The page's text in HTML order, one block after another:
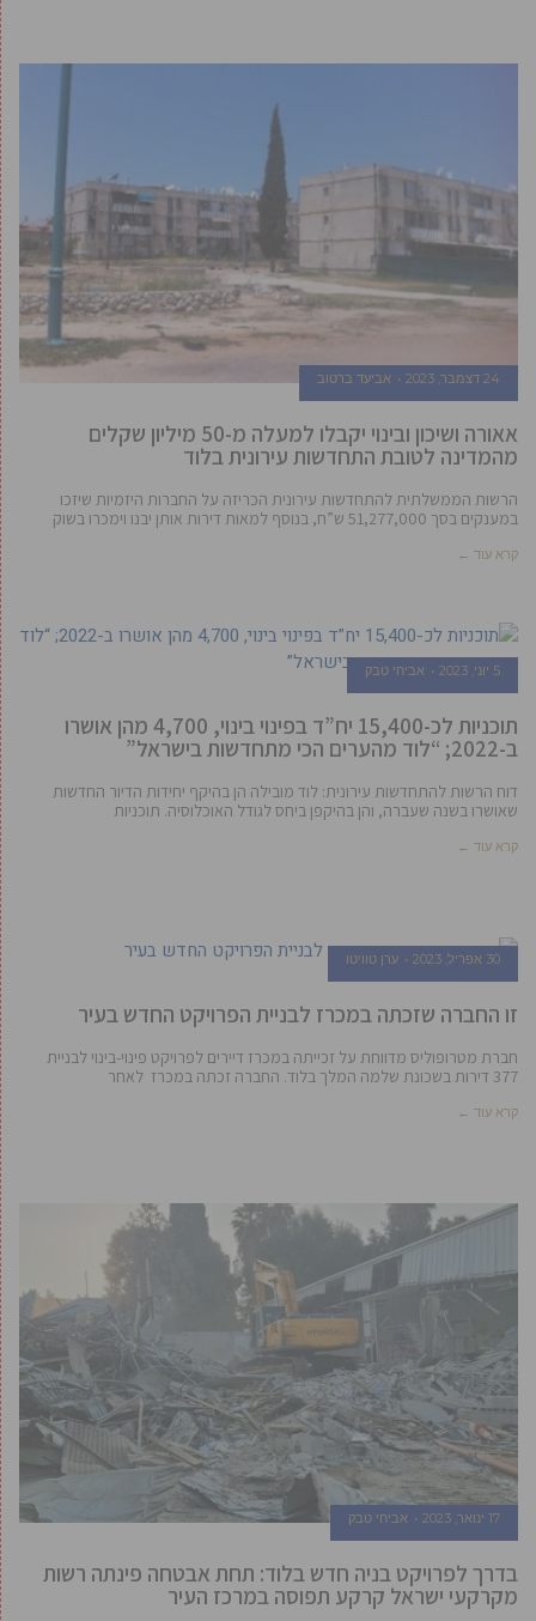
24 דצמבר, 2023 אביעד ברטוב
אאורה ושיכון ובינוי יקבלו למעלה מ-50 מיליון שקלים
מהמדינה לטובת התחדשות עירונית בלוד
הרשות הממשלתית להתחדשות עירונית הכריזה על החברות היזמיות שיזכו
במענקים בסך 51,277,000 ש”ח, בנוסף למאות דירות אותן יבנו וימכרו בשוק
קרא עוד ←
5 יוני, 2023 אביחי טבק
תוכניות לכ-15,400 יח”ד בפינוי בינוי, 4,700 מהן אושרו
ב-2022; “לוד מהערים הכי מתחדשות בישראל”
דוח הרשות להתחדשות עירונית: לוד מובילה הן בהיקף יחידות הדיור החדשות
שאושרו בשנה שעברה, והן בהיקפן ביחס לגודל האוכלוסיה. תוכניות
קרא עוד ←
30 אפריל, 2023 ערן טוויטו
זו החברה שזכתה במכרז לבניית הפרויקט החדש בעיר
חברת מטרופוליס מדווחת על זכייתה במכרז דיירים לפרויקט פינוי-בינוי לבניית
377 דירות בשכונת שלמה המלך בלוד. החברה זכתה במכרז לאחר
קרא עוד ←
17 ינואר, 2023 אביחי טבק
בדרך לפרויקט בניה חדש בלוד: תחת אבטחה פינתה רשות
מקרקעי ישראל קרקע תפוסה במרכז העיר